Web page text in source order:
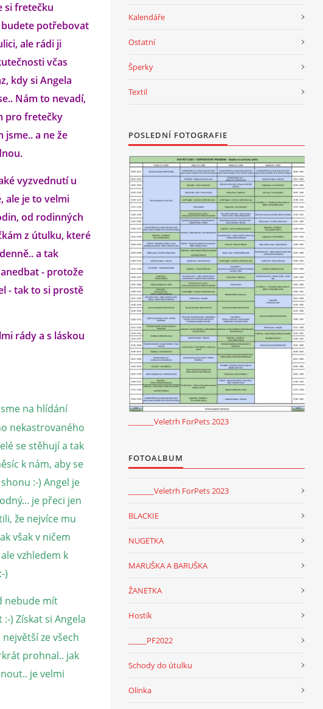
si fretečku
potřebovat
ale rádi ji
včas
kdy si Angela
Nám to nevadí,
pro fretečky
a ne že
vyzvednutí u
ale je to velmi
od rodinných
z útulku, které
a tak
- protože
- tak to si prostě
rády a s láskou
na hlídání
nekastrovaného
se stěhují a tak
k nám, aby se
:-) Angel je
je přeci jen
že nejvíce mu
však v ničem
vzhledem k
)
nebude mít
) Získat si Angela
ze všech
prohnal.. jak
je velmi
Kalendáře
Ostatní
Šperky
Textil
POSLEDNÍ FOTOGRAFIE
_______Veletrh ForPets 2023
FOTOALBUM
_______Veletrh ForPets 2023
BLACKIE
NUGETKA
MARUŠKA A BARUŠKA
ŽANETKA
Hostík
_____PF2022
Schody do útulku
Olinka